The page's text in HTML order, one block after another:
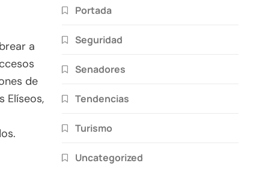
a
de
Elíseos,
Portada
Seguridad
Senadores
Tendencias
Turismo
Uncategorized